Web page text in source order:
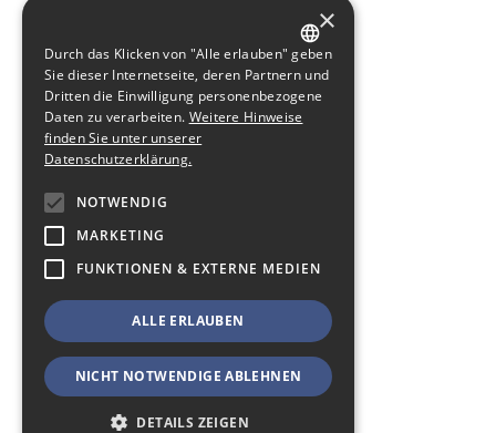
GERMAN
ENGLISH
×
Durch das Klicken von "Alle erlauben" geben
Sie dieser Internetseite, deren Partnern und
Dritten die Einwilligung personenbezogene
Daten zu verarbeiten. Weitere Hinweise
finden Sie unter unserer
Datenschutzerklärung.
NOTWENDIG
MARKETING
FUNKTIONEN & EXTERNE MEDIEN
ALLE ERLAUBEN
NICHT NOTWENDIGE ABLEHNEN
DETAILS ZEIGEN